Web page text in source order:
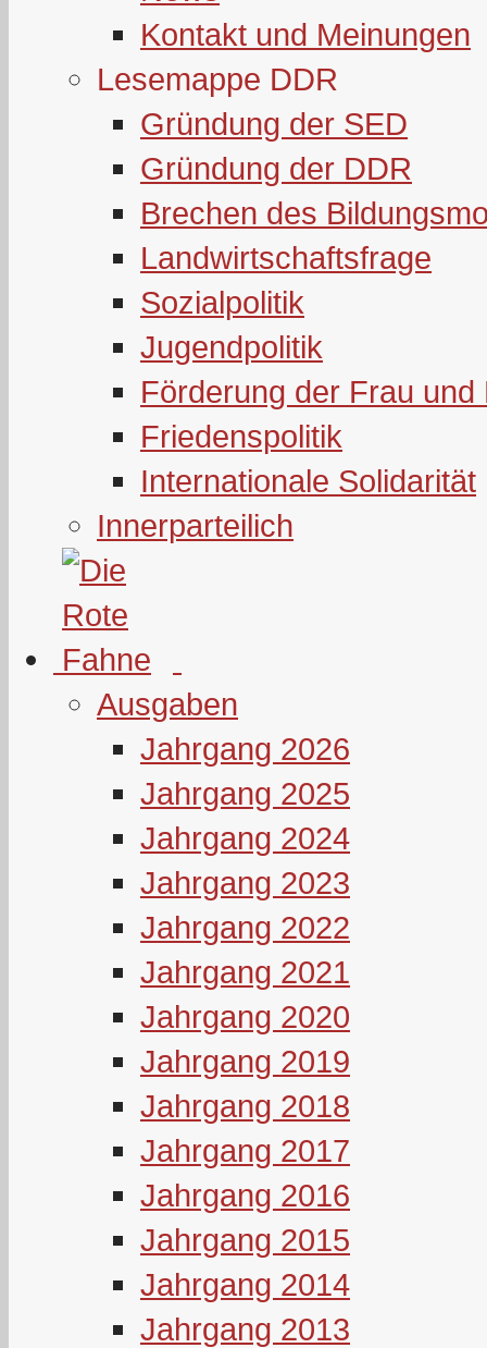
Kontakt und Meinungen
Lesemappe DDR
Gründung der SED
Gründung der DDR
Brechen des
Landwirtschaftsfrage
Sozialpolitik
Jugendpolitik
Förderung der Frau und
Friedenspolitik
Internationale Solidarität
Innerparteilich
Ausgaben
Jahrgang 2026
Jahrgang 2025
Jahrgang 2024
Jahrgang 2023
Jahrgang 2022
Jahrgang 2021
Jahrgang 2020
Jahrgang 2019
Jahrgang 2018
Jahrgang 2017
Jahrgang 2016
Jahrgang 2015
Jahrgang 2014
Jahrgang 2013